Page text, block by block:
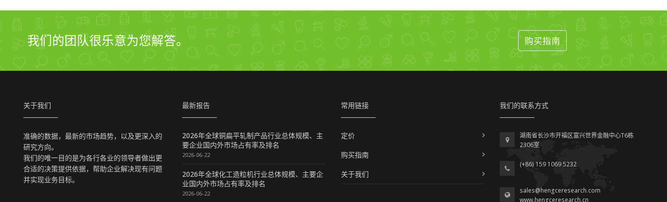
我们的团队很乐意为您解答。 购买指南
关于我们
准确的数据，最新的市场趋势，以及更深入的
研究方向。
我们的唯一目的是为各行各业的领导者做出更
合适的决策提供依据，帮助企业解决现有问题
并实现业务目标。
最新报告
2026年全球铜扁平轧制产品行业总体规模、主
要企业国内外市场占有率及排名
2026-06-22
2026年全球化工造粒机行业总体规模、主要企
业国内外市场占有率及排名
2026-06-22
常用链接
定价
购买指南
关于我们
我们的联系方式
湖南省长沙市开福区富兴世界金融中心T6栋
2306室
(+86) 159 1069 5232
sales@hengceresearch.com
www.hengceresearch.cn